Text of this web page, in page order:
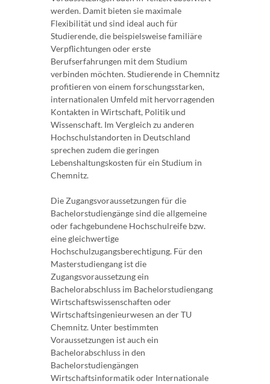
werden. Damit bieten sie maximale
Flexibilität und sind ideal auch für
Studierende, die beispielsweise familiäre
Verpflichtungen oder erste
Berufserfahrungen mit dem Studium
verbinden möchten. Studierende in Chemnitz
profitieren von einem forschungsstarken,
internationalen Umfeld mit hervorragenden
Kontakten in Wirtschaft, Politik und
Wissenschaft. Im Vergleich zu anderen
Hochschulstandorten in Deutschland
sprechen zudem die geringen
Lebenshaltungskosten für ein Studium in
Chemnitz.
Die Zugangsvoraussetzungen für die
Bachelorstudiengänge sind die allgemeine
oder fachgebundene Hochschulreife bzw.
eine gleichwertige
Hochschulzugangsberechtigung. Für den
Masterstudiengang ist die
Zugangsvoraussetzung ein
Bachelorabschluss im Bachelorstudiengang
Wirtschaftswissenschaften oder
Wirtschaftsingenieurwesen an der TU
Chemnitz. Unter bestimmten
Voraussetzungen ist auch ein
Bachelorabschluss in den
Bachelorstudiengängen
Wirtschaftsinformatik oder Internationale